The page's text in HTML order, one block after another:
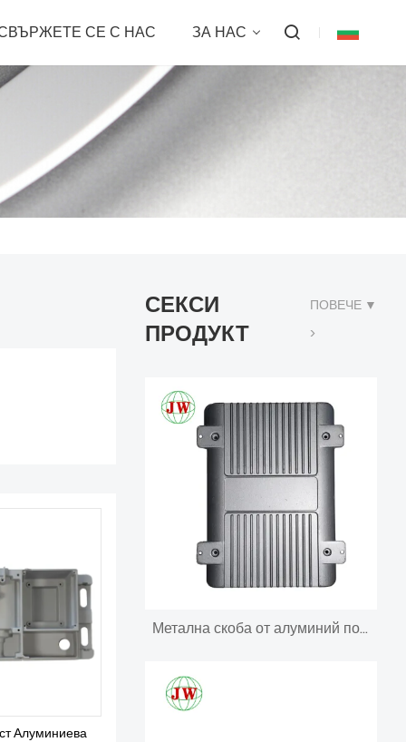
СЕ С НАС ЗА НАС
Алуминиева
СЕКСИ
ПРОДУКТ
ПОВЕЧЕ ▼
>
Метална скоба от алуминий под налягане